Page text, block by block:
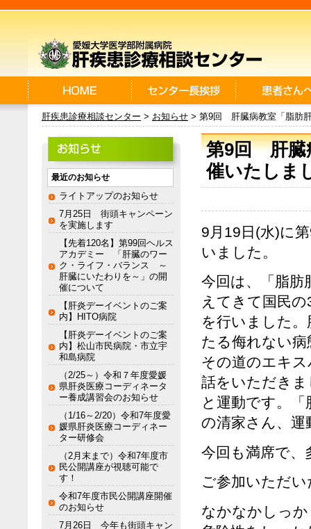
肝疾患診療相談センター > お知らせ > 第9回 肝臓病教室「脂肪
第9回 肝臓
催いたしま
9月19日(水)に
いました。
今回は、「脂肪
えてきて国民
を行いました
たる侮れない
その道のエキ
話をいただきま
と運動です。
の清家さん、
今回も満席で
ご参加いただ
なかなかしっ
最近のお知らせ
ライトアップのお知らせ
7月25日 街頭キャンペーン
を実施します
【先着120名】第99回ヘルス
アカデミー 「肝臓のワー
ク・ライフ・バランス ～
肝臓にいたわりを～」の開
催について
【肝炎デーイベントのご案
内】HITO病院
【肝炎デーイベントのご案
内】松山市民病院・市立宇
和島病院
（2/25～）令和７年度愛媛
県肝炎医療コーディネータ
ー養成講習会のお知らせ
（1/16～2/20）令和7年度愛
媛県肝炎医療コーディネー
ター研修会
（2月末まで）令和7年度市
民公開講座が視聴可能で
す！
令和7年度市民公開講座開催
のお知らせ
7月26日 今年も街頭キャン